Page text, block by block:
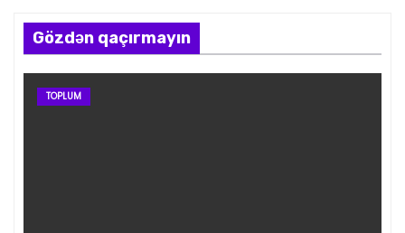
Gözdən qaçırmayın
TOPLUM